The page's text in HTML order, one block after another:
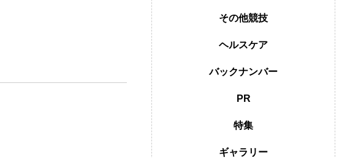
その他競技
ヘルスケア
バックナンバー
PR
特集
ギャラリー